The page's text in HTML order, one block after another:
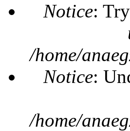
Notice:
/home/
Notice:
/home/